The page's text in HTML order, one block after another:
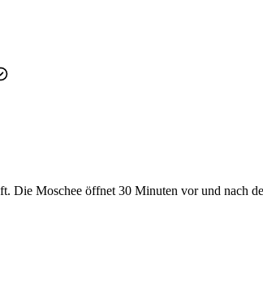
Moschee öffnet 30 Minuten vor und nach